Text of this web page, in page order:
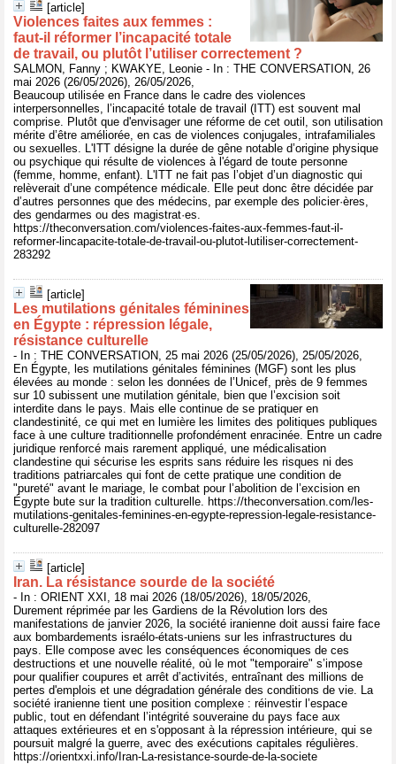
[article]
Violences faites aux femmes :
faut‑il réformer l’incapacité totale
de travail, ou plutôt l’utiliser correctement ?
SALMON, Fanny ; KWAKYE, Leonie - In : THE CONVERSATION, 26
mai 2026 (26/05/2026), 26/05/2026,
Beaucoup utilisée en France dans le cadre des violences
interpersonnelles, l’incapacité totale de travail (ITT) est souvent mal
comprise. Plutôt que d'envisager une réforme de cet outil, son utilisation
mérite d’être améliorée, en cas de violences conjugales, intrafamiliales
ou sexuelles. L'ITT désigne la durée de gêne notable d’origine physique
ou psychique qui résulte de violences à l'égard de toute personne
(femme, homme, enfant). L'ITT ne fait pas l’objet d’un diagnostic qui
relèverait d’une compétence médicale. Elle peut donc être décidée par
d’autres personnes que des médecins, par exemple des policier·ères,
des gendarmes ou des magistrat·es.
https://theconversation.com/violences-faites-aux-femmes-faut-il-
reformer-lincapacite-totale-de-travail-ou-plutot-lutiliser-correctement-
283292
[article]
Les mutilations génitales féminines
en Égypte : répression légale,
résistance culturelle
- In : THE CONVERSATION, 25 mai 2026 (25/05/2026), 25/05/2026,
En Égypte, les mutilations génitales féminines (MGF) sont les plus
élevées au monde : selon les données de l’Unicef, près de 9 femmes
sur 10 subissent une mutilation génitale, bien que l’excision soit
interdite dans le pays. Mais elle continue de se pratiquer en
clandestinité, ce qui met en lumière les limites des politiques publiques
face à une culture traditionnelle profondément enracinée. Entre un cadre
juridique renforcé mais rarement appliqué, une médicalisation
clandestine qui sécurise les esprits sans réduire les risques ni des
traditions patriarcales qui font de cette pratique une condition de
"pureté" avant le mariage, le combat pour l’abolition de l’excision en
Égypte bute sur la tradition culturelle. https://theconversation.com/les-
mutilations-genitales-feminines-en-egypte-repression-legale-resistance-
culturelle-282097
[article]
Iran. La résistance sourde de la société
- In : ORIENT XXI, 18 mai 2026 (18/05/2026), 18/05/2026,
Durement réprimée par les Gardiens de la Révolution lors des
manifestations de janvier 2026, la société iranienne doit aussi faire face
aux bombardements israélo-états-uniens sur les infrastructures du
pays. Elle compose avec les conséquences économiques de ces
destructions et une nouvelle réalité, où le mot "temporaire" s’impose
pour qualifier coupures et arrêt d’activités, entraînant des millions de
pertes d'emplois et une dégradation générale des conditions de vie. La
société iranienne tient une position complexe : réinvestir l’espace
public, tout en défendant l’intégrité souveraine du pays face aux
attaques extérieures et en s'opposant à la répression intérieure, qui se
poursuit malgré la guerre, avec des exécutions capitales régulières.
https://orientxxi.info/Iran-La-resistance-sourde-de-la-societe